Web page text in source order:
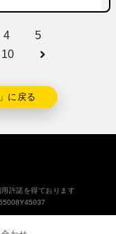
4
5
10
に戻る
許諾を得ております